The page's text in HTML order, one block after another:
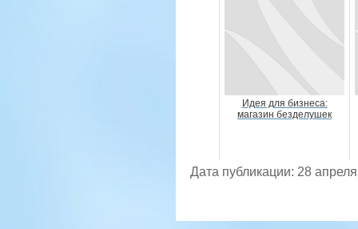
Идея для бизнеса:
магазин безделушек
Дата публикации: 28